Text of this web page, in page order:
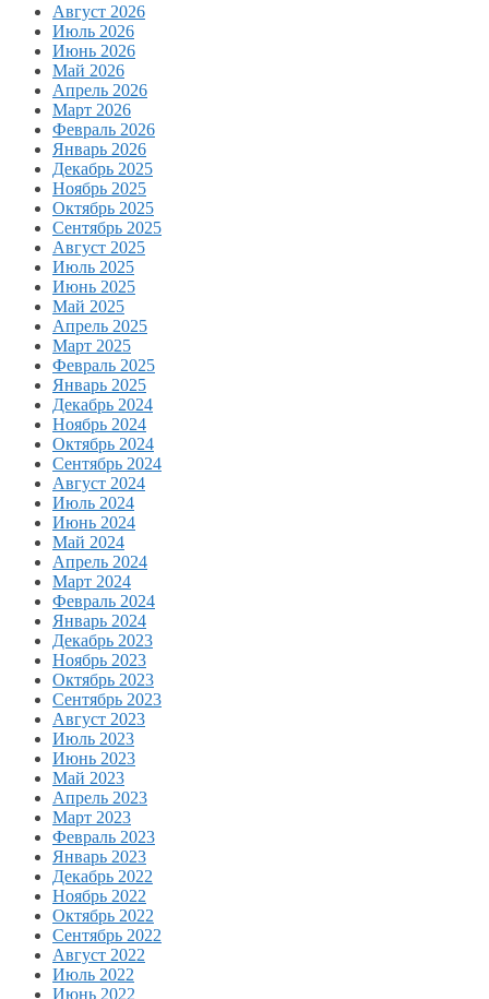
Август 2026
Июль 2026
Июнь 2026
Май 2026
Апрель 2026
Март 2026
Февраль 2026
Январь 2026
Декабрь 2025
Ноябрь 2025
Октябрь 2025
Сентябрь 2025
Август 2025
Июль 2025
Июнь 2025
Май 2025
Апрель 2025
Март 2025
Февраль 2025
Январь 2025
Декабрь 2024
Ноябрь 2024
Октябрь 2024
Сентябрь 2024
Август 2024
Июль 2024
Июнь 2024
Май 2024
Апрель 2024
Март 2024
Февраль 2024
Январь 2024
Декабрь 2023
Ноябрь 2023
Октябрь 2023
Сентябрь 2023
Август 2023
Июль 2023
Июнь 2023
Май 2023
Апрель 2023
Март 2023
Февраль 2023
Январь 2023
Декабрь 2022
Ноябрь 2022
Октябрь 2022
Сентябрь 2022
Август 2022
Июль 2022
Июнь 2022